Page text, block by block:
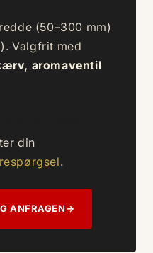
(50–300 mm)
Valgfrit med
aromaventil
din
.
ANFRAGEN→